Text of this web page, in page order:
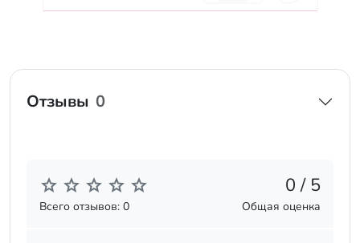
Отзывы 0
0 / 5
Всего отзывов: 0 Общая оценка